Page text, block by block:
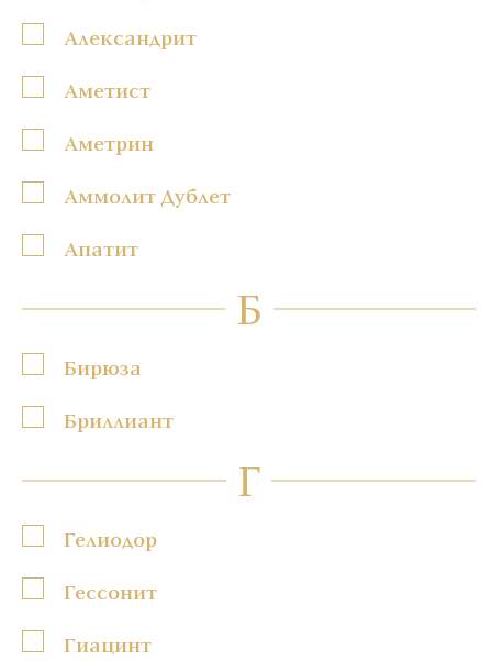
Александрит
Аметист
Аметрин
Аммолит Дублет
Апатит
Б
Бирюза
Бриллиант
Г
Гелиодор
Гессонит
Гиацинт